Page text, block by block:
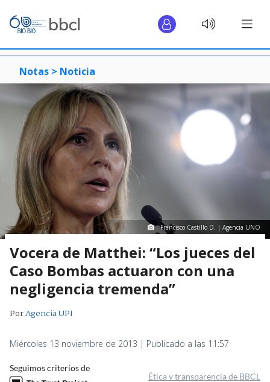
Notas > Noticia
Francisco Castillo D. | Agencia UNO
Vocera de Matthei: “Los jueces del
Caso Bombas actuaron con una
negligencia tremenda”
PorAgencia UPI
Miércoles 13 noviembre de 2013 | Publicado a las 11:57
Seguimos criterios de
Ética y transparencia de BBCL